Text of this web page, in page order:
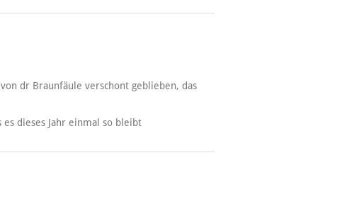
dr Braunfäule verschont geblieben, das
dieses Jahr einmal so bleibt